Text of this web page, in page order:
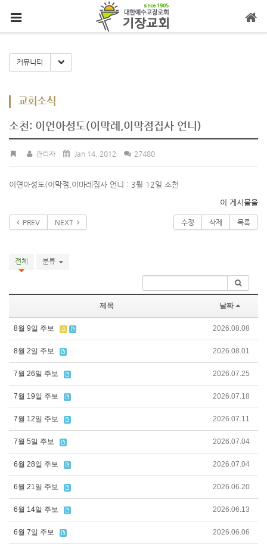
커뮤니티 Toggle Dropdown
교회소식
소천: 이연아성도(이막례,이막점집사 언니)
관리자 Jan 14, 2012 27480
이연아성도(이막점,이마례집사 언니 : 3뤌 12일 소천
이 게시물을
PREV NEXT 수정 삭제 목록
전체 분류
제목 날짜
8월 9일 주보 2026.08.08
8월 2일 주보 2026.08.01
7월 26일 주보 2026.07.25
7월 19일 주보 2026.07.18
7월 12일 주보 2026.07.11
7월 5일 주보 2026.07.04
6월 28일 주보 2026.07.04
6월 21일 주보 2026.06.20
6월 14일 주보 2026.06.13
6월 7일 주보 2026.06.06